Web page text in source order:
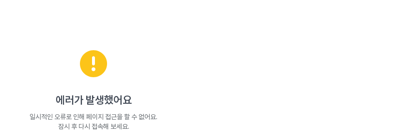
에러가 발생했어요
일시적인 오류로 인해 페이지 접근을 할 수 없어요.
잠시 후 다시 접속해 보세요.